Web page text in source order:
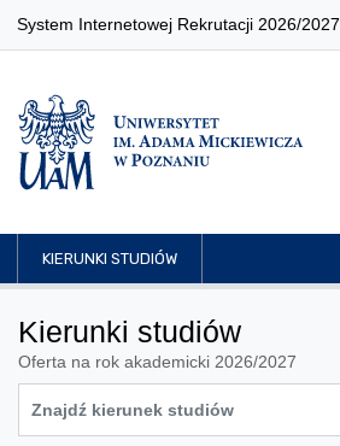
System Internetowej Rekrutacji 2026/2027
KIERUNKI STUDIÓW
Kierunki studiów
Oferta na rok akademicki 2026/2027